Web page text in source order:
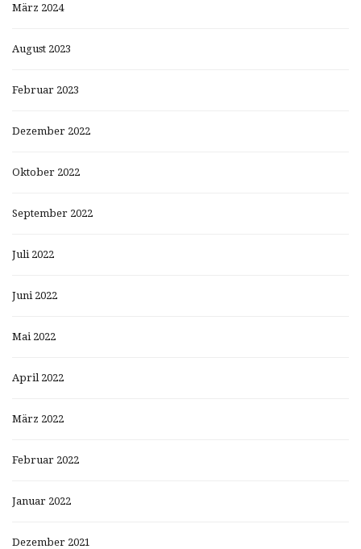
März 2024
August 2023
Februar 2023
Dezember 2022
Oktober 2022
September 2022
Juli 2022
Juni 2022
Mai 2022
April 2022
März 2022
Februar 2022
Januar 2022
Dezember 2021